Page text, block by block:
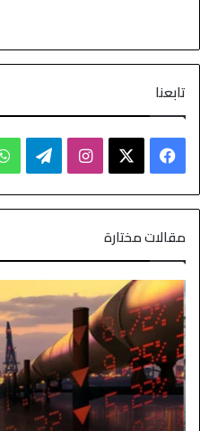
تابعنا
مقالات مختارة